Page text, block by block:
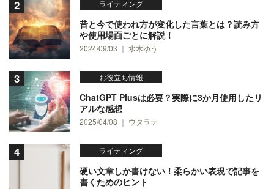
ライティング
昔と今で使われ方が変化した言葉とは？読み方
や使用場面ごとに解説！
2024/09/03 ｜ 水木ゆう
お役立ち情報
ChatGPT Plusは必要？実際に3か月使用したリ
アルな感想
2025/04/08 ｜ ウタラテ
ライティング
硬い文章しか書けない！柔らかい表現で記事を
書くためのヒント